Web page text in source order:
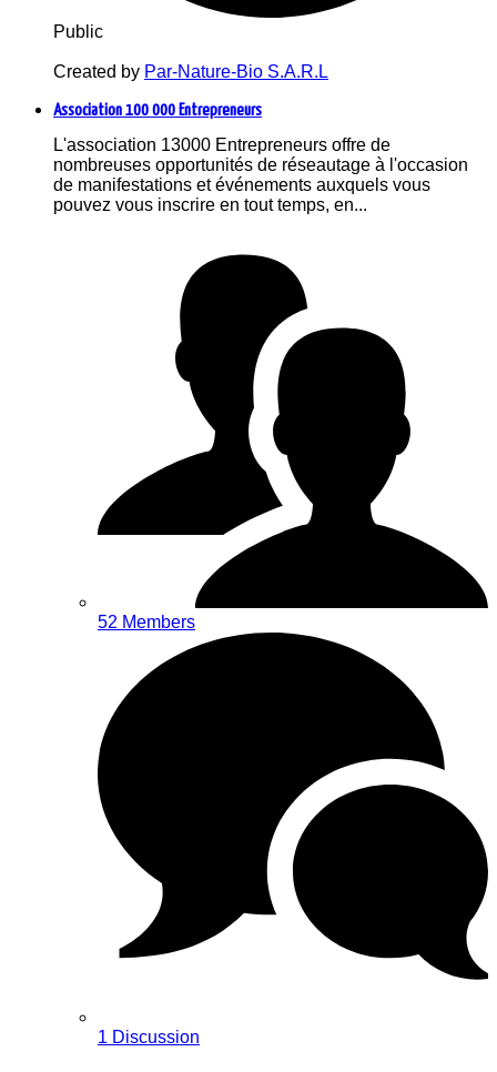
Public
Created by Par-Nature-Bio S.A.R.L
Association 100 000 Entrepreneurs
L'association 13000 Entrepreneurs offre de
nombreuses opportunités de réseautage à l'occasion
de manifestations et événements auxquels vous
pouvez vous inscrire en tout temps, en...
52 Members
1 Discussion